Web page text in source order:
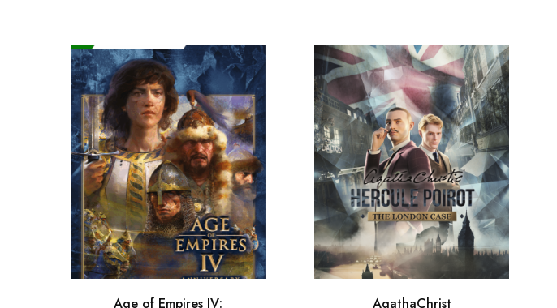
Age of Empires IV:
AgathaChrist